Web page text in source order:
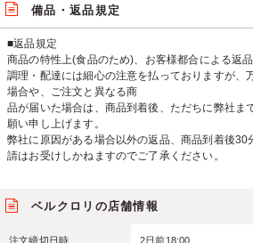
備品・返品規定
■返品規定
商品の特性上(⾷品のため)、お客様都合による返
調理・配達には細⼼の注意を払っておりますが、
場合や、ご注⽂と異なる商
品が届いた場合は、商品到着後、ただちに弊社ま
願い申し上げます。
弊社に原因がある場合以外の返品、商品到着後30
請はお受けしかねますのでご了承ください。
ベルクロリの店舗情報
注文締切日時 2日前18:00